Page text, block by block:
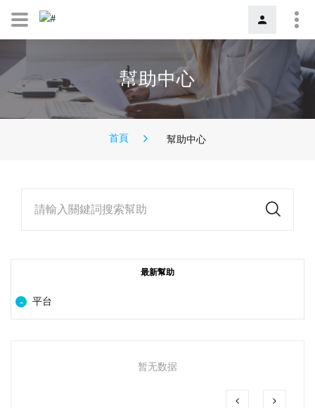
幫助中心
首頁 幫助中心
請輸入關鍵詞搜索幫助
最新幫助
平台
暂无数据